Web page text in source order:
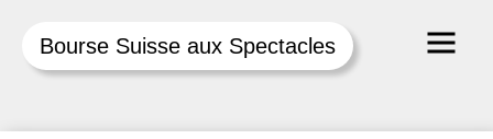
Bourse Suisse aux Spectacles